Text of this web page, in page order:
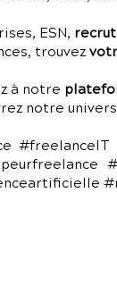
ESN,
trouvez
à notre
notre
#freelanceIT